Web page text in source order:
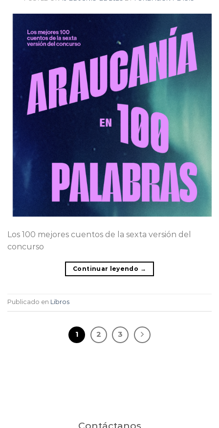
Los 100 mejores cuentos de la sexta versión del
concurso
Continuar leyendo →
Publicado en Libros
1 2 3
Contáctanos